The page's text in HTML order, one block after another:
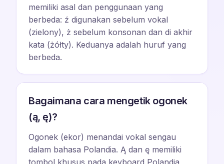
memiliki asal dan penggunaan yang
berbeda: ź digunakan sebelum vokal
(zielony), ż sebelum konsonan dan di akhir
kata (żółty). Keduanya adalah huruf yang
berbeda.
Bagaimana cara mengetik ogonek
(ą, ę)?
Ogonek (ekor) menandai vokal sengau
dalam bahasa Polandia. Ą dan ę memiliki
tombol khusus pada keyboard Polandia